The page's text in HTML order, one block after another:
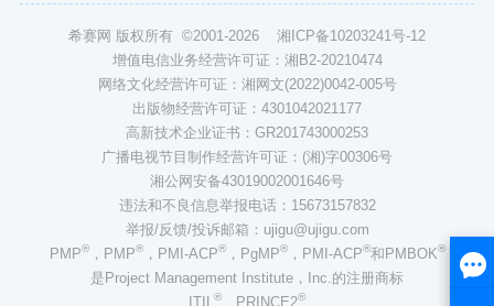
希赛网 版权所有 ©2001-2026 湘ICP备10203241号-12
增值电信业务经营许可证：湘B2-20210474
网络文化经营许可证：湘网文(2022)0042-005号
出版物经营许可证：4301042021177
高新技术企业证书：GR201743000253
广播电视节目制作经营许可证：(湘)字00306号
湘公网安备43019002001646号
违法和不良信息举报电话：15673157832
举报/反馈/投诉邮箱：ujigu@ujigu.com
PMP®，PMP®，PMI-ACP®，PgMP®，PMI-ACP®和PMBOK®
是Project Management Institute，Inc.的注册商标
ITIL
® 、PRINCE2®